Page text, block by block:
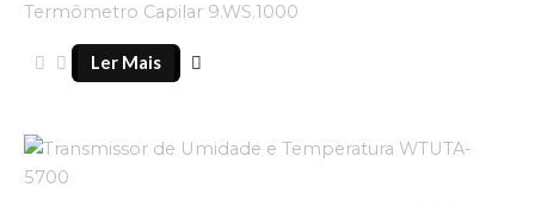
Termômetro Capilar 9.WS.1000
Ler Mais